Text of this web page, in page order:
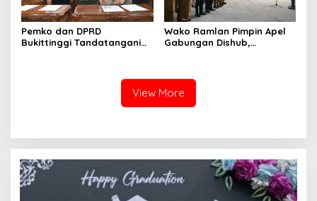
Pemko dan DPRD
Bukittinggi Tandatangani
Wako Ramlan Pimpin Apel
Gabungan Dishub,
View More